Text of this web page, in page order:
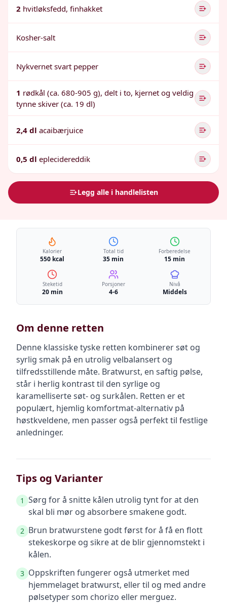
2 hvitløksfedd, finhakket
Kosher-salt
Nykvernet svart pepper
1 rødkål (ca. 680-905 g), delt i to, kjernet og veldig
tynne skiver (ca. 19 dl)
2,4 dl acaibærjuice
0,5 dl eplecidereddik
Legg alle i handlelisten
Kalorier
550 kcal
Total tid
35 min
Forberedelse
15 min
Steketid
20 min
Porsjoner
4-6
Nivå
Middels
Om denne retten
Denne klassiske tyske retten kombinerer søt og
syrlig smak på en utrolig velbalansert og
tilfredsstillende måte. Bratwurst, en saftig pølse,
står i herlig kontrast til den syrlige og
karamelliserte søt- og surkålen. Retten er et
populært, hjemlig komfortmat-alternativ på
høstkveldene, men passer også perfekt til festlige
anledninger.
Tips og Varianter
1 Sørg for å snitte kålen utrolig tynt for at den
skal bli mør og absorbere smakene godt.
2 Brun bratwurstene godt først for å få en flott
stekeskorpe og sikre at de blir gjennomstekt i
kålen.
3 Oppskriften fungerer også utmerket med
hjemmelaget bratwurst, eller til og med andre
pølsetyper som chorizo eller merguez.